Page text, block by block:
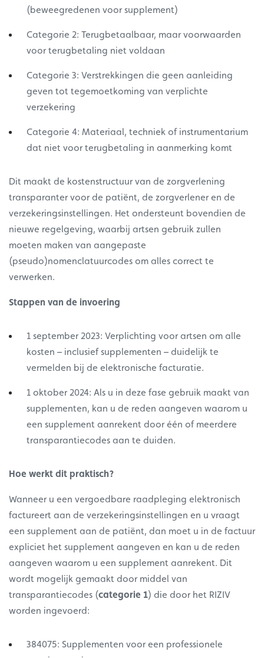
(beweegredenen voor supplement)
Categorie 2: Terugbetaalbaar, maar voorwaarden
voor terugbetaling niet voldaan
Categorie 3: Verstrekkingen die geen aanleiding
geven tot tegemoetkoming van verplichte
verzekering
Categorie 4: Materiaal, techniek of instrumentarium
dat niet voor terugbetaling in aanmerking komt
Dit maakt de kostenstructuur van de zorgverlening
transparanter voor de patiënt, de zorgverlener en de
verzekeringsinstellingen. Het ondersteunt bovendien de
nieuwe regelgeving, waarbij artsen gebruik zullen
moeten maken van aangepaste
(pseudo)nomenclatuurcodes om alles correct te
verwerken.
Stappen van de invoering
1 september 2023: Verplichting voor artsen om alle
kosten – inclusief supplementen – duidelijk te
vermelden bij de elektronische facturatie.
1 oktober 2024: Als u in deze fase gebruik maakt van
supplementen, kan u de reden aangeven waarom u
een supplement aanrekent door één of meerdere
transparantiecodes aan te duiden.
Hoe werkt dit praktisch?
Wanneer u een vergoedbare raadpleging elektronisch
factureert aan de verzekeringsinstellingen en u vraagt
een supplement aan de patiënt, dan moet u in de factuur
expliciet het supplement aangeven en kan u de reden
aangeven waarom u een supplement aanrekent. Dit
wordt mogelijk gemaakt door middel van
transparantiecodes (categorie 1) die door het RIZIV
worden ingevoerd:
384075: Supplementen voor een professionele